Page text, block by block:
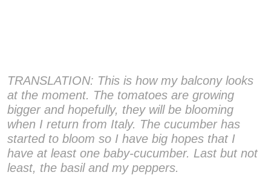
TRANSLATION: This is how my balcony looks
at the moment. The tomatoes are growing
bigger and hopefully, they will be blooming
when I return from Italy. The cucumber has
started to bloom so I have big hopes that I
have at least one baby-cucumber. Last but not
least, the basil and my peppers.